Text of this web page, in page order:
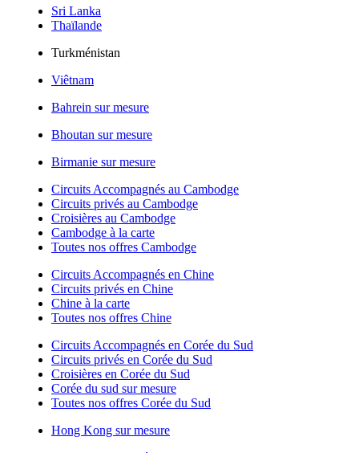
Sri Lanka
Thaïlande
Turkménistan
Viêtnam
Bahrein sur mesure
Bhoutan sur mesure
Birmanie sur mesure
Circuits Accompagnés au Cambodge
Circuits privés au Cambodge
Croisières au Cambodge
Cambodge à la carte
Toutes nos offres Cambodge
Circuits Accompagnés en Chine
Circuits privés en Chine
Chine à la carte
Toutes nos offres Chine
Circuits Accompagnés en Corée du Sud
Circuits privés en Corée du Sud
Croisières en Corée du Sud
Corée du sud sur mesure
Toutes nos offres Corée du Sud
Hong Kong sur mesure